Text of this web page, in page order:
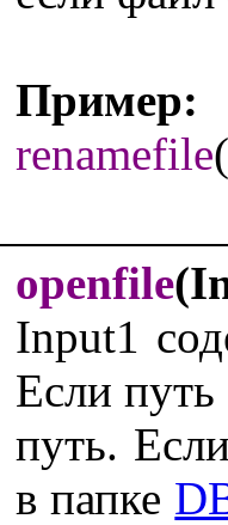
Пример:
renamefile(
openfile
Input1
Если путь
путь.
в папке